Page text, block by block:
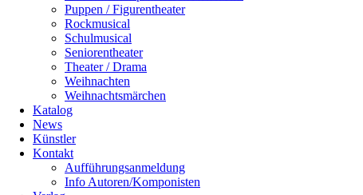
Puppen / Figurentheater
Rockmusical
Schulmusical
Seniorentheater
Theater / Drama
Weihnachten
Weihnachtsmärchen
Katalog
News
Künstler
Kontakt
Aufführungsanmeldung
Info Autoren/Komponisten